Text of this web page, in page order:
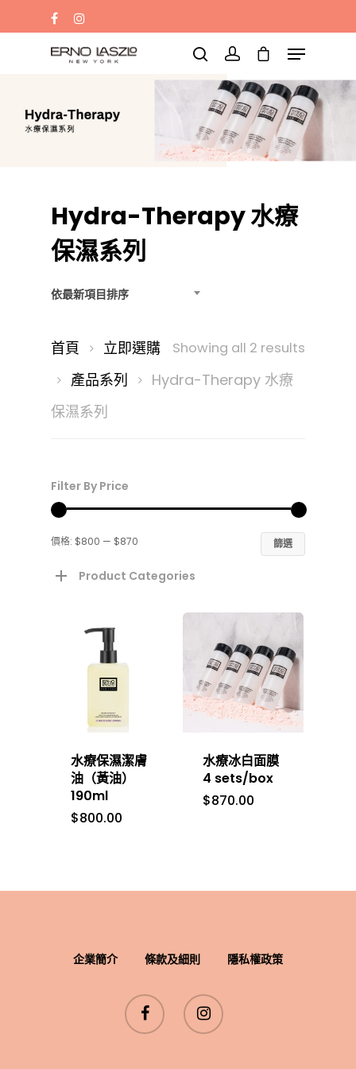
請輸入文字並按「Enter」鍵搜尋，或按
蛋白水
Sleep mask
Hydra-Therapy 水療
保濕系列
依最新項目排序
Showing all 2 results
首頁
立即選購
產品系列
Hydra-Therapy 水療
保濕系列
Filter By Price
最
最
篩選
價格: $800 — $870
Product Categories
水療保濕潔膚
油（黃油）
190ml
$800.00
水療冰白面膜
4 sets/box
$870.00
企業簡介 條款及細則 隱私權政策
Exclusive Sets 限定套
護膚產品
Best Sellers 明星產
Cleansers 潔面
Exclusive Sets 限定
Eye Cares 眼部護理
Masks 面膜
Moisturizers 面霜
護液
Firmarine 水漾藍藻
Hydra-Therapy 水療
Phormula 3-10 高
系列
肌膚問題
Dryness 保濕鎖水
Fine Lines &
衰老
Redness 舒緩鎮靜
美肌分享
達人分享
活動花絮
傳媒推薦
聯絡我們